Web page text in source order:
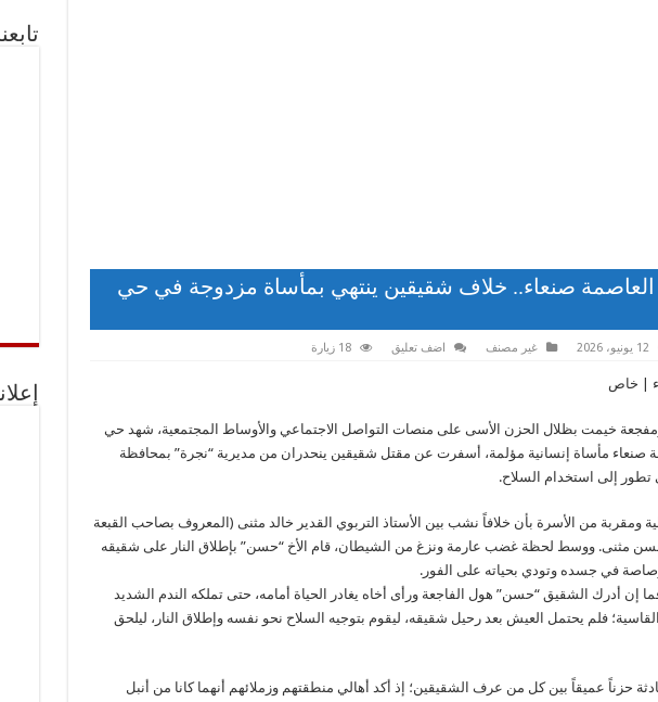
العاصمة صنعاء.. خلاف شقيقين ينتهي بمأساة مزدوجة في حي
12 يونيو، 2026 غير مصنف اضف تعليق 18 زيارة
| خاص
خيمت بظلال الحزن الأسى على منصات التواصل الاجتماعي والأوساط المجتمعية، شهد حي
صنعاء مأساة إنسانية مؤلمة، أسفرت عن مقتل شقيقين ينحدران من مديرية “نجرة” بمحافظة
تطور إلى استخدام السلاح.
ومقربة من الأسرة بأن خلافاً نشب بين الأستاذ التربوي القدير خالد مثنى (المعروف بصاحب القبعة
حسن مثنى. ووسط لحظة غضب عارمة ونزغ من الشيطان، قام الأخ “حسن” بإطلاق النار على شقيقه
في جسده وتودي بحياته على الفور.
إن أدرك الشقيق “حسن” هول الفاجعة ورأى أخاه يغادر الحياة أمامه، حتى تملكه الندم الشديد
فلم يحتمل العيش بعد رحيل شقيقه، ليقوم بتوجيه السلاح نحو نفسه وإطلاق النار، ليلحق
حزناً عميقاً بين كل من عرف الشقيقين؛ إذ أكد أهالي منطقتهم وزملائهم أنهما كانا من أنبل